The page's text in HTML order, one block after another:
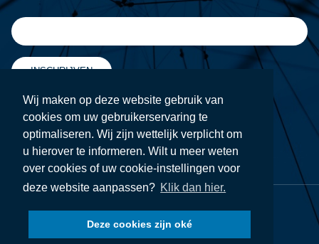
Wij maken op deze website gebruik van
cookies om uw gebruikerservaring te
optimaliseren. Wij zijn wettelijk verplicht om
u hierover te informeren. Wilt u meer weten
over cookies of uw cookie-instellingen voor
deze website aanpassen? Klik dan hier.
Deze cookies zijn oké
INSCHRIJVEN
VOLG ONS OP
© EFFIX GROUP 2026